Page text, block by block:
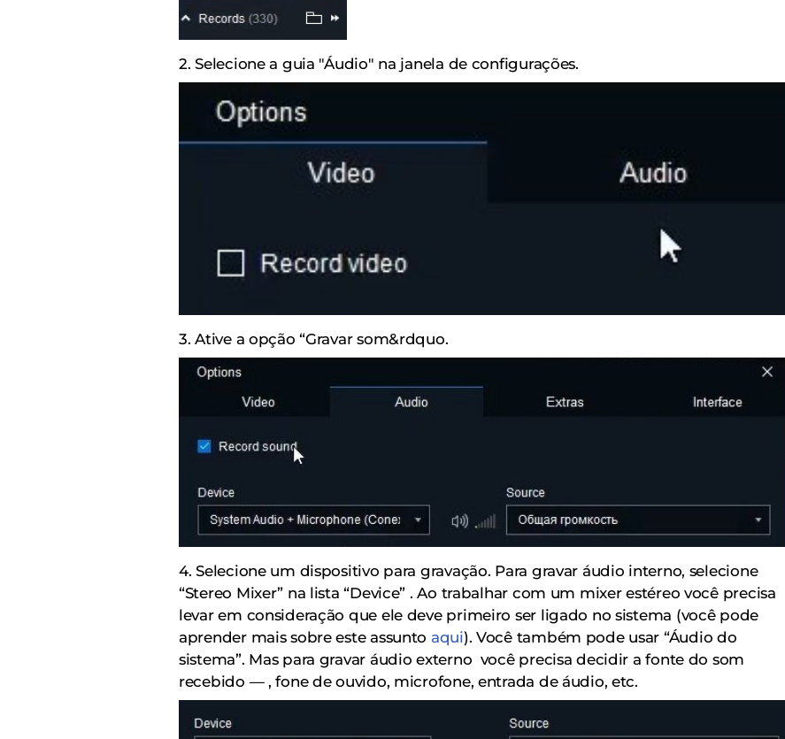
2. Selecione a guia "Áudio" na janela de configurações.
3. Ative a opção “Gravar som&rdquo.
4. Selecione um dispositivo para gravação. Para gravar áudio interno, selecione
“Stereo Mixer” na lista “Device” . Ao trabalhar com um mixer estéreo você precisa
levar em consideração que ele deve primeiro ser ligado no sistema (você pode
aprender mais sobre este assunto aqui). Você também pode usar “Áudio do
sistema”. Mas para gravar áudio externo você precisa decidir a fonte do som
recebido — , fone de ouvido, microfone, entrada de áudio, etc.